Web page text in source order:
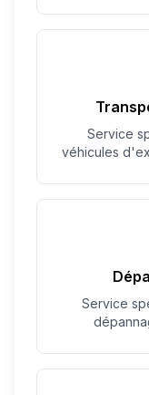
Service
véhicules
Service